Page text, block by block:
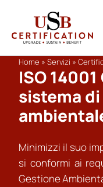
contenuto
Home » Servizi »
ISO
sistema
Minimizzi il suo
si conformi ai
Gestione